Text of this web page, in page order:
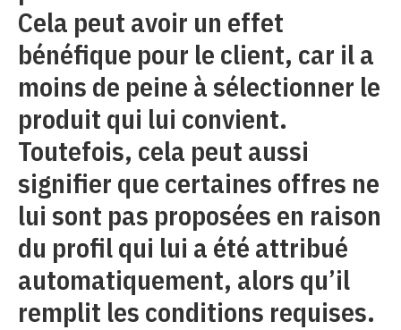
Cela peut avoir un effet
bénéfique pour le client, car il a
moins de peine à sélectionner le
produit qui lui convient.
Toutefois, cela peut aussi
signifier que certaines offres ne
lui sont pas proposées en raison
du profil qui lui a été attribué
automatiquement, alors qu’il
remplit les conditions requises.